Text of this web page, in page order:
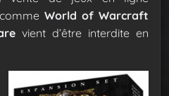
World of Warcraft
vient d’être interdite en